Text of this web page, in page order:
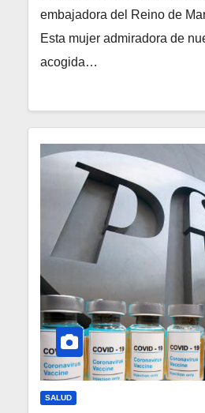
embajadora del Reino de
Esta mujer admiradora de
acogida…
SALUD